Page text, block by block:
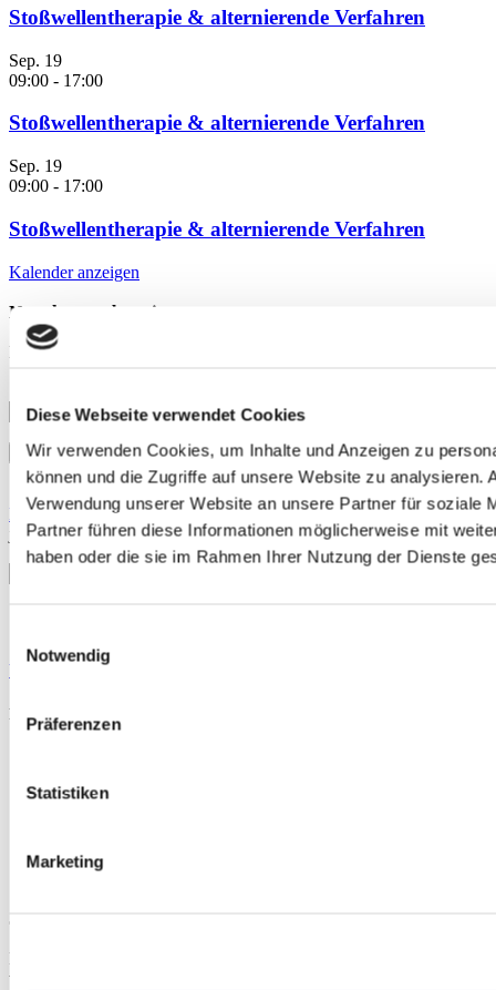
Diese Webseite verwendet Cookies
Wir verwenden Cookies, um Inhalte und Anzeigen zu
können und die Zugriffe auf unsere Website zu analysieren.
Verwendung unserer Website an unsere Partner für soziale
Partner führen diese Informationen möglicherweise mit
haben oder die sie im Rahmen Ihrer Nutzung der Dienste
Notwendig
Präferenzen
Statistiken
Marketing
Stoßwellentherapie & alternierende Verfahren
Sep. 19
09:00 - 17:00
Stoßwellentherapie & alternierende Verfahren
Sep. 19
09:00 - 17:00
Stoßwellentherapie & alternierende Verfahren
Kalender anzeigen
Newsletter abonnieren
Erhalten Sie aktuelle Informationen zu den neuesten Artikeln,
Mit der Anmeldung erklären Sie sich mit unserer
Datenschutzerklärungeinverstanden. Sie können den Newsletter
jederzeit abbestellen.
nach:
YouTube
LinkedIn
Rubriken
Ernährung
Applikation
Jetzt zum Newsletter anmelden
Mit unserem Newsletter keine Beiträge und Neuigkeiten mehr
verpassen.